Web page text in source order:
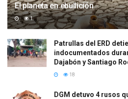
El planeta en ebullición
1
Patrullas del ERD
indocumentados
Dajabón y Santiago
18
DGM detuvo 4 rusos